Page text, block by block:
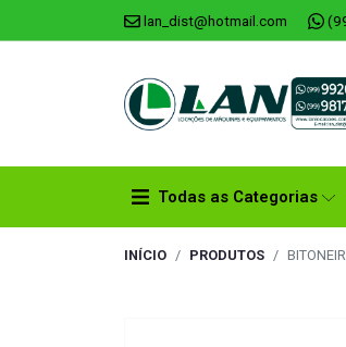
lan_dist@hotmail.com
Todas as Categorias
INÍCIO PRODUTOS